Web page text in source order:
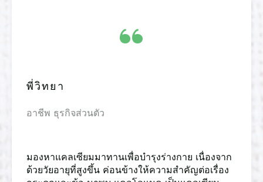
“
​พี่วิทยา
​อาชีพ ธุรกิจส่วนตัว
​มองหาแคลเซียมมาทานเพื่อบำรุงร่างกาย เนื่องจาก
ด้วยวัยอายุที่สูงขึ้น ค่อนข้างให้ความสำคัญต่อเรื่อง